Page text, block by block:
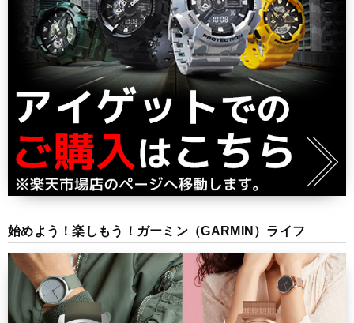
始めよう！楽しもう！ガーミン（GARMIN）ライフ